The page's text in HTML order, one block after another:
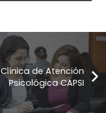
Clínica de Atención
Psicológica CAPSI